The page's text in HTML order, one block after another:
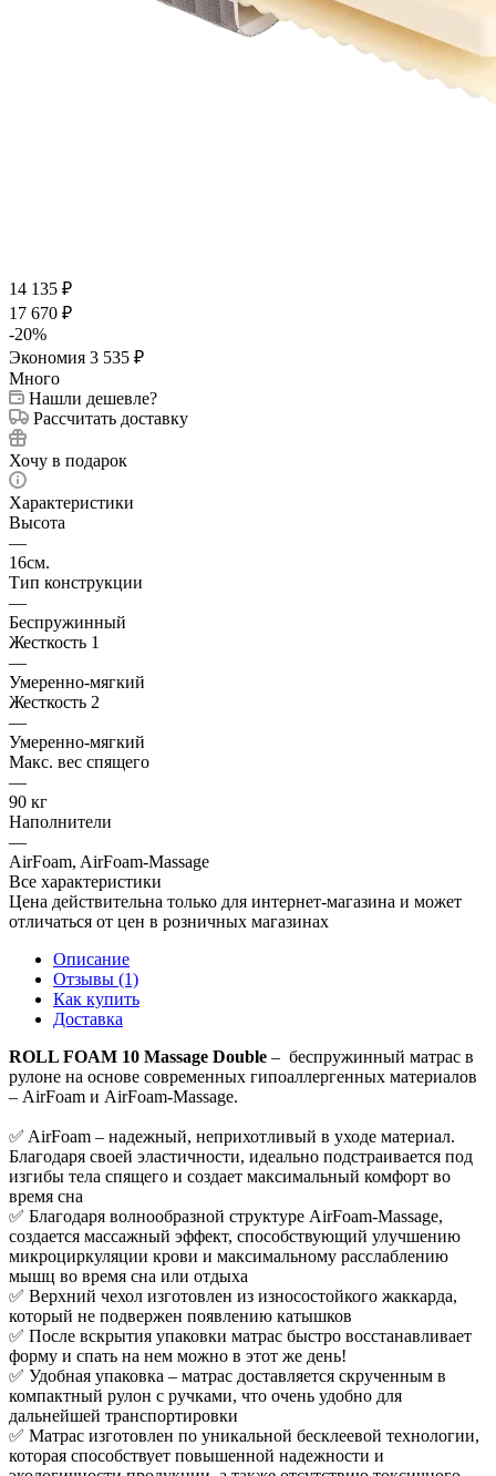
14 135 ₽
17 670 ₽
-20%
Экономия 3 535 ₽
Много
Нашли дешевле?
Рассчитать доставку
Хочу в подарок
Характеристики
Высота
—
16см.
Тип конструкции
—
Беспружинный
Жесткость 1
—
Умеренно-мягкий
Жесткость 2
—
Умеренно-мягкий
Макс. вес спящего
—
90 кг
Наполнители
—
AirFoam, AirFoam-Massage
Все характеристики
Цена действительна только для интернет-магазина и может
отличаться от цен в розничных магазинах
Описание
Отзывы (1)
Как купить
Доставка
ROLL FOAM 10 Massage Double – беспружинный матрас в
рулоне на основе современных гипоаллергенных материалов
– AirFoam и AirFoam-Massage.
✅ AirFoam – надежный, неприхотливый в уходе материал.
Благодаря своей эластичности, идеально подстраивается под
изгибы тела спящего и создает максимальный комфорт во
время сна
✅ Благодаря волнообразной структуре AirFoam-Massage,
создается массажный эффект, способствующий улучшению
микроциркуляции крови и максимальному расслаблению
мышц во время сна или отдыха
✅ Верхний чехол изготовлен из износостойкого жаккарда,
который не подвержен появлению катышков
✅ После вскрытия упаковки матрас быстро восстанавливает
форму и спать на нем можно в этот же день!
✅ Удобная упаковка – матрас доставляется скрученным в
компактный рулон с ручками, что очень удобно для
дальнейшей транспортировки
✅ Матрас изготовлен по уникальной бесклеевой технологии,
которая способствует повышенной надежности и